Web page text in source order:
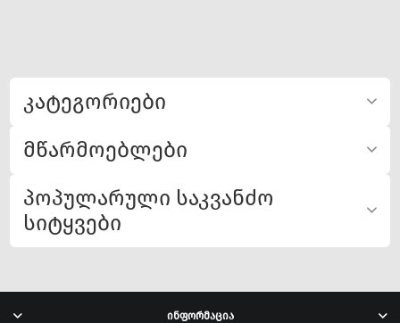
კატეგორიები
მწარმოებლები
პოპულარული საკვანძო
სიტყვები
ინფორმაცია